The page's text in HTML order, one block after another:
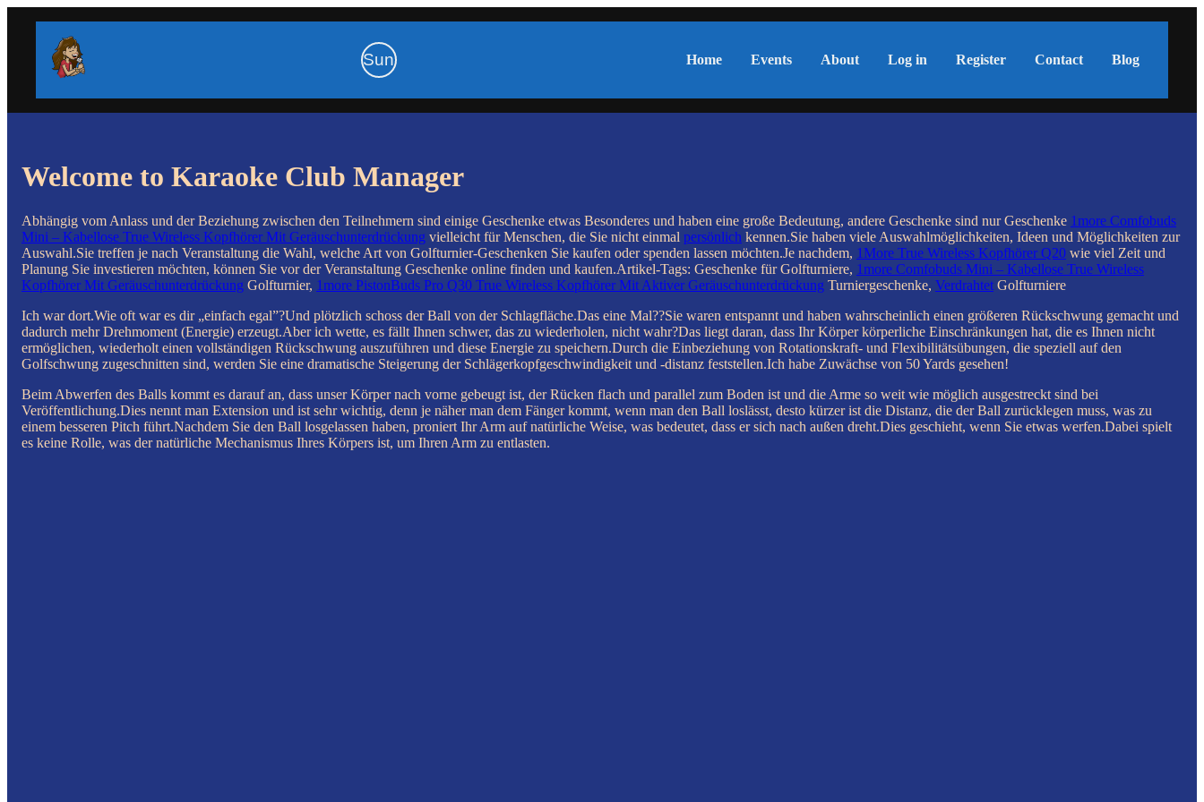
Sun Home Events About Log in Register Contact Blog
Welcome to Karaoke Club Manager
Abhängig vom Anlass und der Beziehung zwischen den Teilnehmern sind einige Geschenke etwas Besonderes und haben eine große Bedeutung, andere Geschenke sind nur Geschenke 1more Comfobuds
Mini – Kabellose True Wireless Kopfhörer Mit Geräuschunterdrückung vielleicht für Menschen, die Sie nicht einmal persönlich kennen.Sie haben viele Auswahlmöglichkeiten, Ideen und Möglichkeiten zur
Auswahl.Sie treffen je nach Veranstaltung die Wahl, welche Art von Golfturnier-Geschenken Sie kaufen oder spenden lassen möchten.Je nachdem, 1More True Wireless Kopfhörer Q20 wie viel Zeit und
Planung Sie investieren möchten, können Sie vor der Veranstaltung Geschenke online finden und kaufen.Artikel-Tags: Geschenke für Golfturniere, 1more Comfobuds Mini – Kabellose True Wireless
Kopfhörer Mit Geräuschunterdrückung Golfturnier, 1more PistonBuds Pro Q30 True Wireless Kopfhörer Mit Aktiver Geräuschunterdrückung Turniergeschenke, Verdrahtet Golfturniere
Ich war dort.Wie oft war es dir „einfach egal”?Und plötzlich schoss der Ball von der Schlagfläche.Das eine Mal??Sie waren entspannt und haben wahrscheinlich einen größeren Rückschwung gemacht und
dadurch mehr Drehmoment (Energie) erzeugt.Aber ich wette, es fällt Ihnen schwer, das zu wiederholen, nicht wahr?Das liegt daran, dass Ihr Körper körperliche Einschränkungen hat, die es Ihnen nicht
ermöglichen, wiederholt einen vollständigen Rückschwung auszuführen und diese Energie zu speichern.Durch die Einbeziehung von Rotationskraft- und Flexibilitätsübungen, die speziell auf den
Golfschwung zugeschnitten sind, werden Sie eine dramatische Steigerung der Schlägerkopfgeschwindigkeit und -distanz feststellen.Ich habe Zuwächse von 50 Yards gesehen!
Beim Abwerfen des Balls kommt es darauf an, dass unser Körper nach vorne gebeugt ist, der Rücken flach und parallel zum Boden ist und die Arme so weit wie möglich ausgestreckt sind bei
Veröffentlichung.Dies nennt man Extension und ist sehr wichtig, denn je näher man dem Fänger kommt, wenn man den Ball loslässt, desto kürzer ist die Distanz, die der Ball zurücklegen muss, was zu
einem besseren Pitch führt.Nachdem Sie den Ball losgelassen haben, proniert Ihr Arm auf natürliche Weise, was bedeutet, dass er sich nach außen dreht.Dies geschieht, wenn Sie etwas werfen.Dabei spielt
es keine Rolle, was der natürliche Mechanismus Ihres Körpers ist, um Ihren Arm zu entlasten.